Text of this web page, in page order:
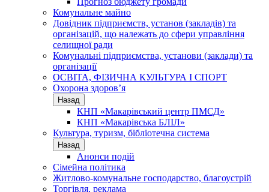
Комунальне майно
Довідник підприємств, установ (закладів) та
організацій, що належать до сфери управління
селищної ради
Комунальні підприємства, установи (заклади) та
організації
ОСВІТА, ФІЗИЧНА КУЛЬТУРА І СПОРТ
Охорона здоров’я
Назад
КНП «Макарівський центр ПМСД»
КНП «Макарівська БЛІЛ»
Культура, туризм, бібліотечна система
Назад
Анонси подій
Сімейна політика
Житлово-комунальне господарство, благоустрій
Торгівля, реклама